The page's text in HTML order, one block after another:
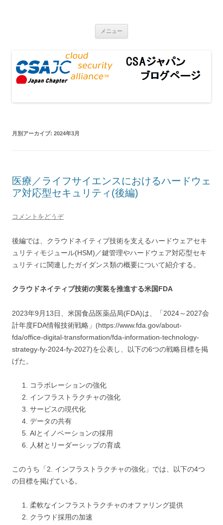
メニュー
月別アーカイブ: 2024年3月
医療／ライフサイエンスにおけるハードウェ
ア対応型セキュリティ(後編)
コメントをどうぞ
後編では、クラウドネイティブ技術を支えるハードウェアセキ
ュリティモジュール(HSM)／鍵管理やハードウェア対応型セキ
ュリティに関連したガイダンス類の概要について紹介する。
クラウドネイティブ技術の実装を推進する米国FDA
2023年9月13日、米国食品医薬品局(FDA)は、「2024～2027会
計年度FDA情報技術戦略」(https://www.fda.gov/about-
fda/office-digital-transformation/fda-information-technology-
strategy-fy-2024-fy-2027)を公表し、以下の6つの戦略目標を掲
げた。
コラボレーションの強化
インフラストラクチャの強化
サービスの現代化
データの共有
AIとイノベーションの採用
人材とリーダーシップの育成
このうち「2. インフラストラクチャの強化」では、以下の4つ
の目標を掲げている。
柔軟なインフラストラクチャのオファリング提供
クラウド採用の加速